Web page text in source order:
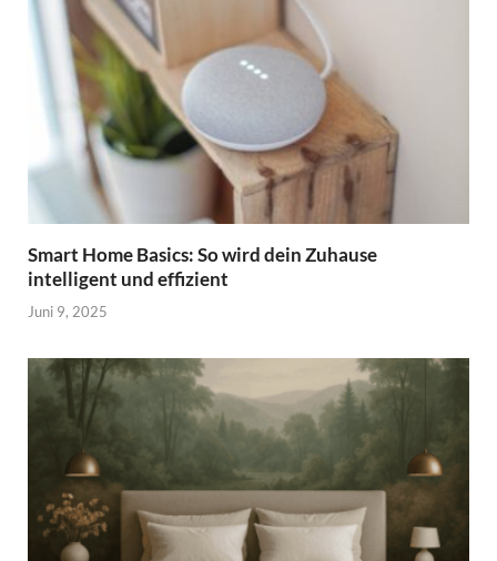
Smart Home Basics: So wird dein Zuhause
intelligent und effizient
Juni 9, 2025